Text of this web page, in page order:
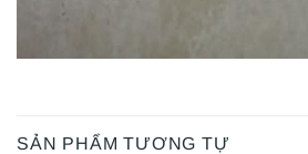
SẢN PHẨM TƯƠNG TỰ